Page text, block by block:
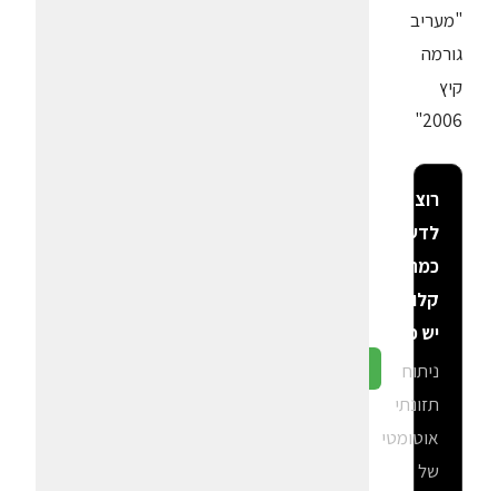
"מעריב
גורמה
קיץ
2006"
רוצה
לדעת
כמה
קלוריות
יש פה?
ניתוח
תזונתי
אוטומטי
של